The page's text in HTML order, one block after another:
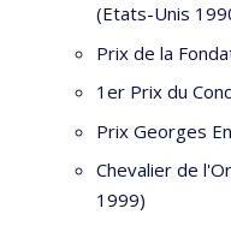
Très tôt passionné par la
le Trio Wanderer et dix
20 ans le nouveau premier
Son répertoire très
œuvres jouées en
pour cordes de Beethoven,
(Etats-Unis
Prix de la
1er Prix du
Prix Georges
Chevalier de
1999)